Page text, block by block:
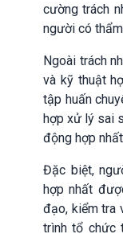
cường trách
người có
Ngoài trách
và kỹ thuật
tập huấn
hợp xử lý sai
động hợp
Đặc biệt,
hợp nhất
đạo, kiểm tra
trình tổ chức